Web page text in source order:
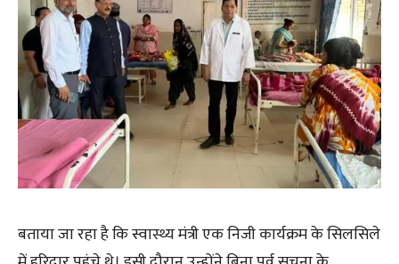
बताया जा रहा है कि स्वास्थ्य मंत्री एक निजी कार्यक्रम के सिलसिले